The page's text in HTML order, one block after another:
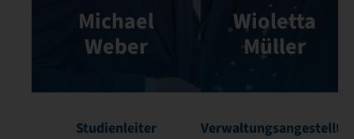
Michael
Weber
Studienleiter
Wioletta
Müller
Verwaltungsangestellte